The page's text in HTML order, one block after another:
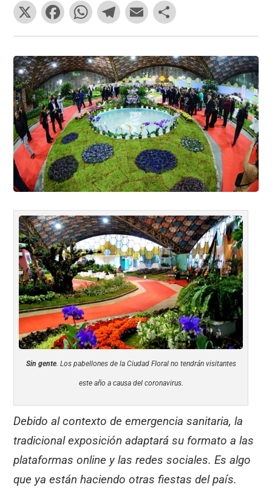
X
F
a
c
e
b
o
o
k
W
h
at
s
A
p
p
T
el
e
gr
a
m
E
m
ai
l
o
m
p
ar
tir
Sin gente. Los pabellones de la Ciudad Floral no tendrán visitantes
este año a causa del coronavirus.
Debido al contexto de emergencia sanitaria, la
tradicional exposición adaptará su formato a las
plataformas online y las redes sociales. Es algo
que ya están haciendo otras fiestas del país.